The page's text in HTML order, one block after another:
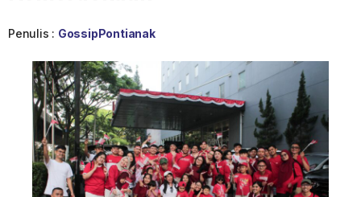
Penulis : GossipPontianak